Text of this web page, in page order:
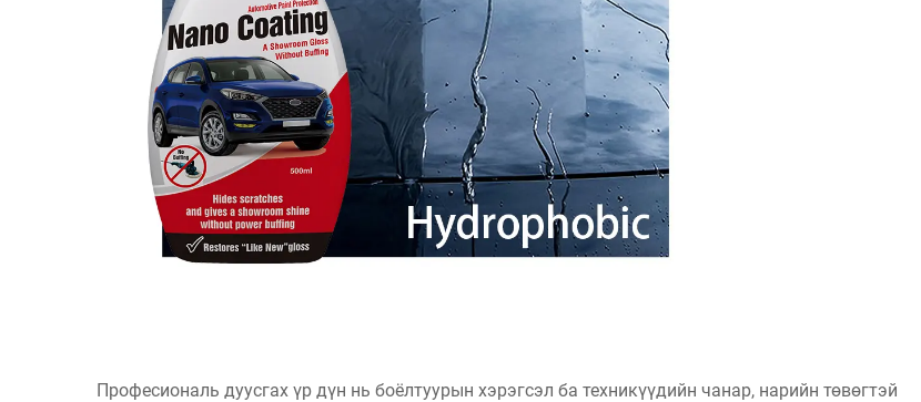
Професиональ дуусгах үр дүн нь боёлтуурын хэрэгсэл ба техникүүдийн чанар, нарийн төвөгтэй